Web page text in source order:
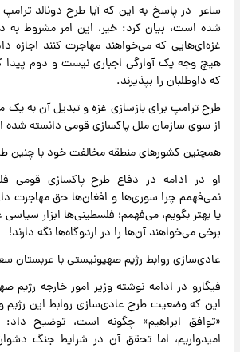
ساعر در پاسخ به این که آیا طرح دونالد ترامپ
شده است، بیان کرد: خیر، این امر مشروط به
غزه‌ای‌هایی که می‌خواهند مهاجرت کنند اجازه
هیچ وجه یک آوارگی اجباری نیست و دوم
که داوطلبان را بپذیرند.
طرح ترامپ برای بازسازی غزه و تبدیل آن به یک
از سوی سازمان ملل پاکسازی قومی دانسته
همچنین کشورهای منطقه مخالفت خود با چنین
او در ادامه در دفاع طرح پاکسازی قومی
نمی‌فهمم چرا سوری‌ها و افغان‌ها حق مهاجرت
یا بهتر بگویم، می‌فهمم؛ فلسطینی‌ها ابزار
برخی می‌خواهند آن‌ها را در اردوگاه‌ها نگه دارند!
عادی‌سازی روابط رژیم صهیونیستی با عربستان
فیگارو در ادامه نوشته وزیر امور خارجه رژیم
این که وضعیت طرح‌ عادی‌سازی روابط این رژیم
«توافق‌ ابراهیم» چگونه است، توضیح
امیدواریم، اما تحقق آن در شرایط جنگ